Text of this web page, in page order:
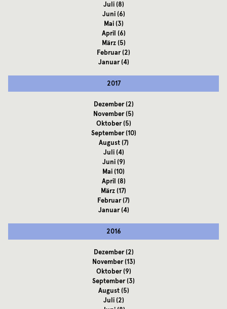
Juli(8)
Juni(6)
Mai(3)
April (6)
März(5)
Februar(2)
Januar(4)
2017
Dezember(2)
November(5)
Oktober(5)
September(10)
August(7)
Juli(4)
Juni(9)
Mai(10)
April (8)
März(17)
Februar(7)
Januar(4)
2016
Dezember(2)
November(13)
Oktober(9)
September(3)
August(5)
Juli(2)